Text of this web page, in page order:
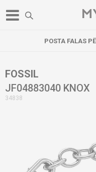
POSTA FALAS
FOSSIL
JF04883040 KNOX
34838